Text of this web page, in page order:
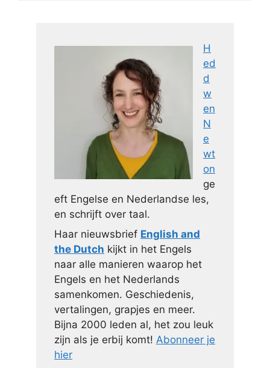
H
ed
d
w
en
N
e
wt
on
ge
eft Engelse en Nederlandse les,
en schrijft over taal.
Haar nieuwsbrief English and
the Dutch kijkt in het Engels
naar alle manieren waarop het
Engels en het Nederlands
samenkomen. Geschiedenis,
vertalingen, grapjes en meer.
Bijna 2000 leden al, het zou leuk
zijn als je erbij komt! Abonneer je
hier